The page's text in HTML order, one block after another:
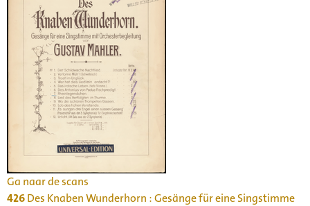
Ga naar de scans
426Des Knaben Wunderhorn : Gesänge für eine Singstimme